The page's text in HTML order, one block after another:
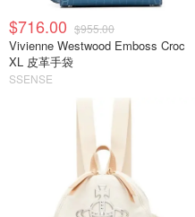
$716.00 $955.00
Vivienne Westwood Emboss Croc
XL 皮革手袋
SSENSE